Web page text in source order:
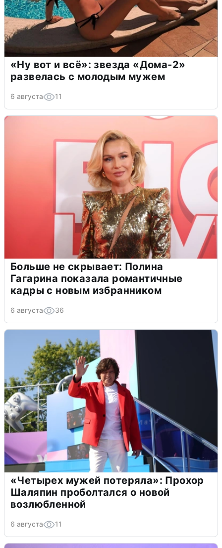
«Ну вот и всё»: звезда «Дома-2»
развелась с молодым мужем
6 августа 11
Больше не скрывает: Полина
Гагарина показала романтичные
кадры с новым избранником
6 августа 36
«Четырех мужей потеряла»: Прохор
Шаляпин проболтался о новой
возлюбленной
6 августа 11